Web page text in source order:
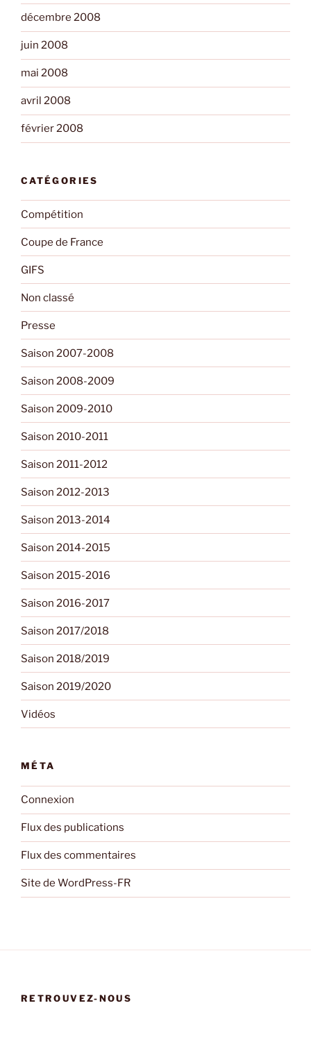
décembre 2008
juin 2008
mai 2008
avril 2008
février 2008
CATÉGORIES
Compétition
Coupe de France
GIFS
Non classé
Presse
Saison 2007-2008
Saison 2008-2009
Saison 2009-2010
Saison 2010-2011
Saison 2011-2012
Saison 2012-2013
Saison 2013-2014
Saison 2014-2015
Saison 2015-2016
Saison 2016-2017
Saison 2017/2018
Saison 2018/2019
Saison 2019/2020
Vidéos
MÉTA
Connexion
Flux des publications
Flux des commentaires
Site de WordPress-FR
RETROUVEZ-NOUS